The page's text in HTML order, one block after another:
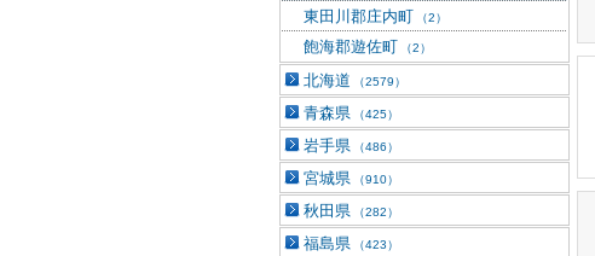
東田川郡庄内町 （2）
飽海郡遊佐町 （2）
北海道 （2579）
青森県 （425）
岩手県 （486）
宮城県 （910）
秋田県 （282）
福島県 （423）